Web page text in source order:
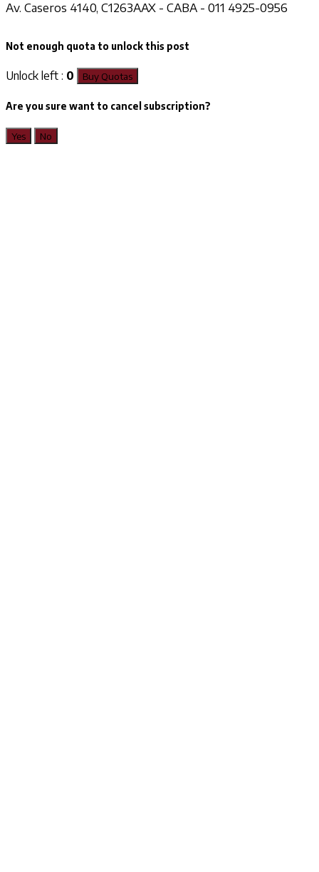
Av. Caseros 4140, C1263AAX - CABA - 011 4925-0956
Not enough quota to unlock this post
Unlock left : 0 Buy Quotas
Are you sure want to cancel subscription?
Yes No